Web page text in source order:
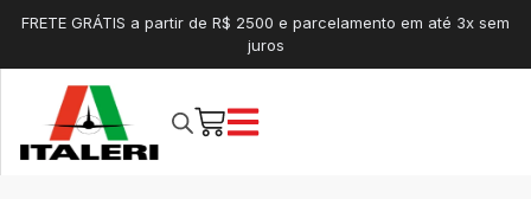
FRETE GRÁTIS a partir de R$ 2500 e parcelamento em até 3x sem
juros